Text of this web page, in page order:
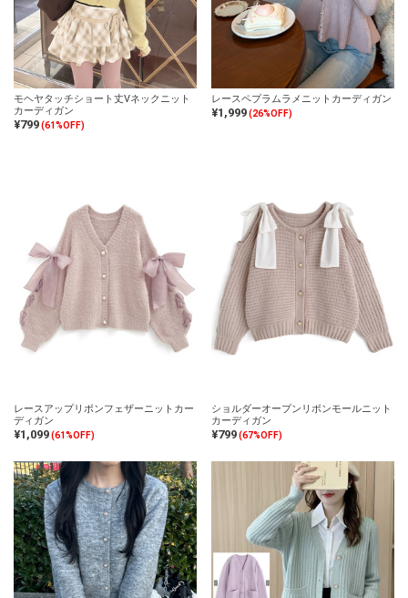
モヘヤタッチショート丈Vネックニット
カーディガン
¥799(61%OFF)
レースペプラムラメニットカーディガン
¥1,999(26%OFF)
レースアップリボンフェザーニットカー
ディガン
¥1,099(61%OFF)
ショルダーオープンリボンモールニット
カーディガン
¥799(67%OFF)